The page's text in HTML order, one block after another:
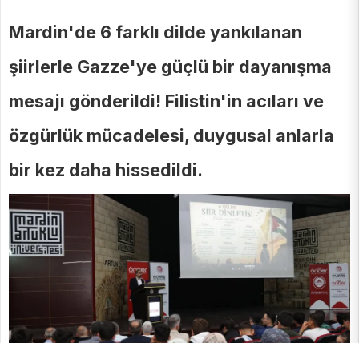
Mardin'de 6 farklı dilde yankılanan
şiirlerle Gazze'ye güçlü bir dayanışma
mesajı gönderildi! Filistin'in acıları ve
özgürlük mücadelesi, duygusal anlarla
bir kez daha hissedildi.